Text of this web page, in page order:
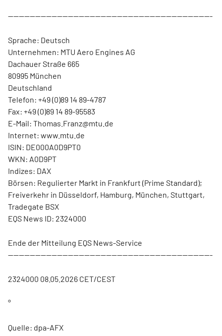
---------------------------------------------------------------------------
Sprache: Deutsch
Unternehmen: MTU Aero Engines AG
Dachauer Straße 665
80995 München
Deutschland
Telefon: +49 (0)89 14 89-4787
Fax: +49 (0)89 14 89-95583
E-Mail: Thomas.Franz@mtu.de
Internet: www.mtu.de
ISIN: DE000A0D9PT0
WKN: A0D9PT
Indizes: DAX
Börsen: Regulierter Markt in Frankfurt (Prime Standard);
Freiverkehr in Düsseldorf, Hamburg, München, Stuttgart,
Tradegate BSX
EQS News ID: 2324000
Ende der Mitteilung EQS News-Service
---------------------------------------------------------------------------
2324000 08.05.2026 CET/CEST
°
Quelle: dpa-AFX